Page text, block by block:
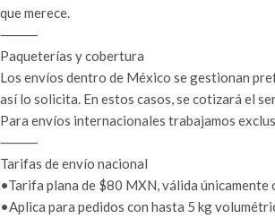
que merece.
⸻
Paqueterías y cobertura
Los envíos dentro de México se gestionan
así lo solicita. En estos casos, se cotizará el
Para envíos internacionales trabajamos
⸻
Tarifas de envío nacional
•Tarifa plana de $80 MXN, válida únicamente
•Aplica para pedidos con hasta 5 kg